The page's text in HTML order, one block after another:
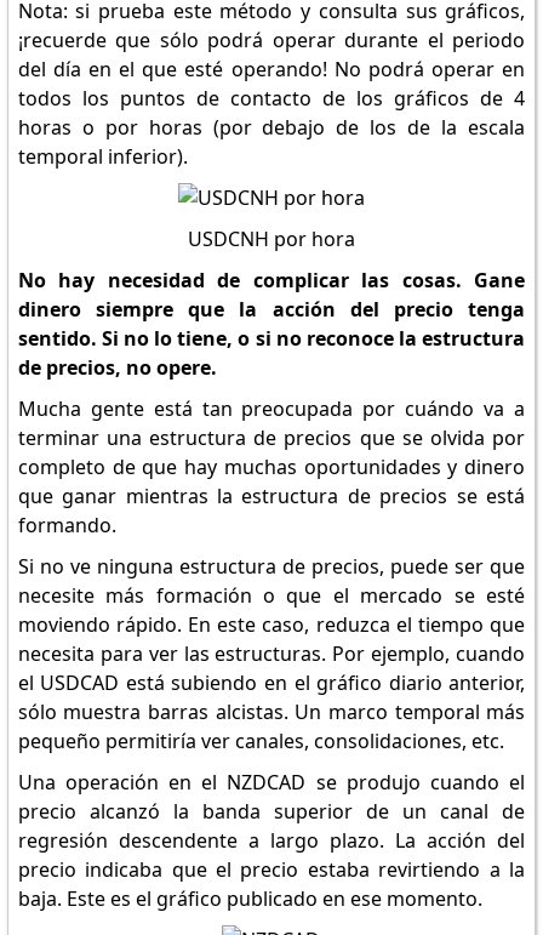
Nota: si prueba este método y consulta sus gráficos,
¡recuerde que sólo podrá operar durante el periodo
del día en el que esté operando! No podrá operar en
todos los puntos de contacto de los gráficos de 4
horas o por horas (por debajo de los de la escala
temporal inferior).
USDCNH por hora
No hay necesidad de complicar las cosas. Gane
dinero siempre que la acción del precio tenga
sentido. Si no lo tiene, o si no reconoce la estructura
de precios, no opere.
Mucha gente está tan preocupada por cuándo va a
terminar una estructura de precios que se olvida por
completo de que hay muchas oportunidades y dinero
que ganar mientras la estructura de precios se está
formando.
Si no ve ninguna estructura de precios, puede ser que
necesite más formación o que el mercado se esté
moviendo rápido. En este caso, reduzca el tiempo que
necesita para ver las estructuras. Por ejemplo, cuando
el USDCAD está subiendo en el gráfico diario anterior,
sólo muestra barras alcistas. Un marco temporal más
pequeño permitiría ver canales, consolidaciones, etc.
Una operación en el NZDCAD se produjo cuando el
precio alcanzó la banda superior de un canal de
regresión descendente a largo plazo. La acción del
precio indicaba que el precio estaba revirtiendo a la
baja. Este es el gráfico publicado en ese momento.